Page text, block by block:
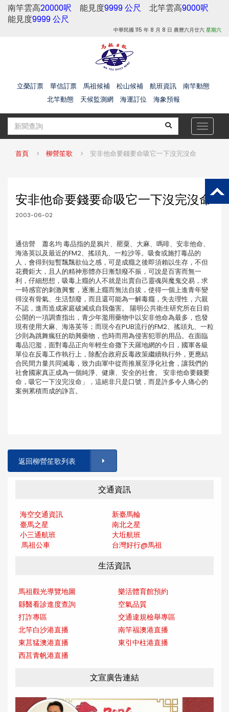
南竿雲高20000呎 能見度9999 公尺 北竿雲高9000呎
能見度9999 公尺
中華民國 115 年 8 月 8 日 農曆六月廿六 星期六
立榮訂票 華信訂票 馬祖候補 松山候補 航班資訊
南竿動態
北竿動態
天候監測網 海運訂位 海象預報
Toggle
首頁 柳營笙歌 安非他命要錢要命吸它一下沒完沒命
安非他命要錢要命吸它一下沒完沒命
2003-06-02
通信營 蕭名均 毒品指的是鴉片、罌粟、大麻、嗎啡、安非他命、
海洛英以及最近的FM2、搖頭丸、一粒沙等。吸食或施打毒品的
人，會得到短暫飄飄欲仙之感，可是成癮之後即須賴以生存，不但
花費鉅大，且人的精神形體亦日漸頹癈不振，可說是百害而無一
利，仔細想想，吸毒上癮的人不就是出賣自己靈魂與魔鬼交易，求
一時感官的刺激興奮，逐漸上癮而無法自拔，使得一個上進青年變
得沒有骨氣、生活頹廢，而且還可能為一解毒癮，失去理性，六親
不認，進而造成家庭破滅或自我傷害。 陽明公共衛生研究所在日前
公開的一項調查指出，青少年濫用藥物中以安非他命為最多，也發
現有使用大麻、海洛英等；而現今在PUB流行的FM2、搖頭丸、一粒
沙則為跳舞瘋狂的助興藥物，也時而用為侵害犯罪的用品。在面臨
毒品氾濫，面對毒品正向年輕生命撒下天羅地網的今日，國軍各級
單位在反毒工作執行上，除配合政府反毒政策繼續執行外，更應結
合民間力量共同滅毒，致力由軍中從而推展至淨化社會，讓我們的
社會國家真正成為一個純淨、健康、安全的社會。 安非他命要錢要
命，吸它一下沒完沒命」，這絕非只是口號，而是許多令人痛心的
案例累積而成的諍言。
返回柳營笙歌列表
交通資訊
海空交通資訊
新臺馬輪
臺馬之星
南北之星
小三通航班
大坵航班
馬祖公車
台灣好行@馬祖
生活資訊
馬祖觀光導覽地圖
樂活體育館預約
縣醫看診進度查詢
空氣品質
打詐專區
交通違規檢舉專區
北竿白沙港直播
南竿福澳港直播
東莒猛澳港直播
東引中柱港直播
西莒青帆港直播
文宣廣告連結